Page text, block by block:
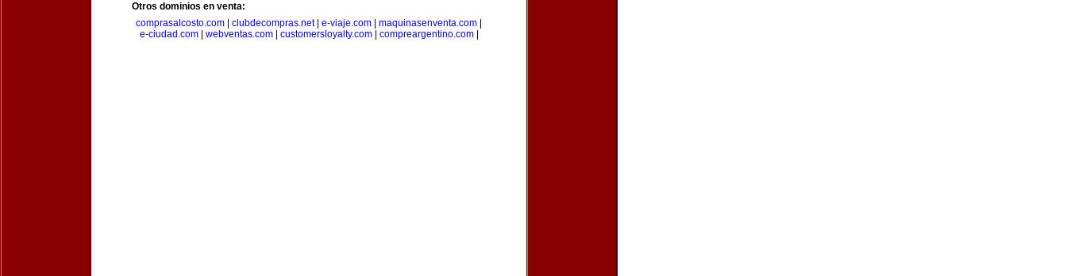
Otros dominios en venta:
comprasalcosto.com
clubdecompras.net| e-viaje.com maquinasenventa.com
e-ciudad.com| webventas.com| customersloyalty.com| compreargentino.com|